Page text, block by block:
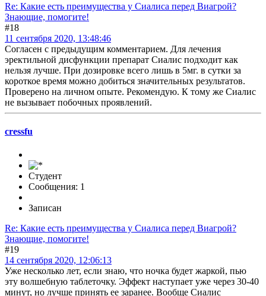
Re: Какие есть преимущества у Сиалиса перед Виагрой?
Знающие, помогите!
#18
11 сентября 2020, 13:48:46
Согласен с предыдущим комментарием. Для лечения
эректильной дисфункции препарат Сиалис подходит как
нельзя лучше. При дозировке всего лишь в 5мг. в сутки за
короткое время можно добиться значительных результатов.
Проверено на личном опыте. Рекомендую. К тому же Сиалис
не вызывает побочных проявлений.
cressfu
Студент
Сообщения: 1
Записан
Re: Какие есть преимущества у Сиалиса перед Виагрой?
Знающие, помогите!
#19
14 сентября 2020, 12:06:13
Уже несколько лет, если знаю, что ночка будет жаркой, пью
эту волшебную таблеточку. Эффект наступает уже через 30-40
минут, но лучше принять ее заранее. Вообще Сиалис